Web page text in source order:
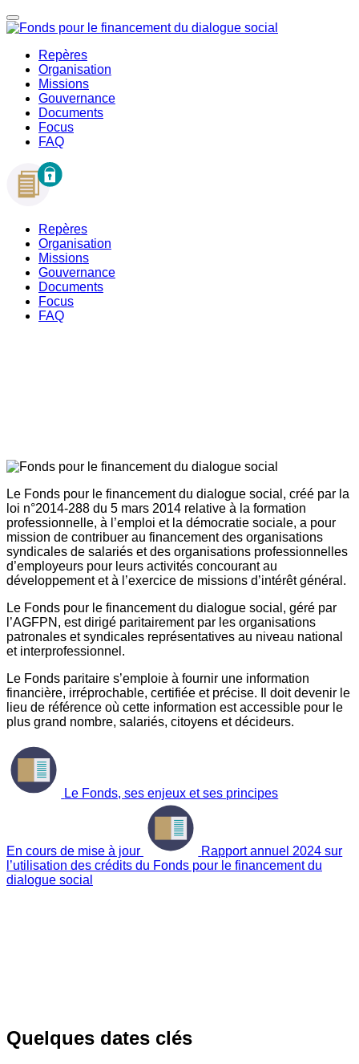
Repères
Organisation
Missions
Gouvernance
Documents
Focus
FAQ
Repères
Organisation
Missions
Gouvernance
Documents
Focus
FAQ
Le Fonds pour le financement du dialogue social, créé par la
loi n°2014-288 du 5 mars 2014 relative à la formation
professionnelle, à l’emploi et la démocratie sociale, a pour
mission de contribuer au financement des organisations
syndicales de salariés et des organisations professionnelles
d’employeurs pour leurs activités concourant au
développement et à l’exercice de missions d’intérêt général.
Le Fonds pour le financement du dialogue social, géré par
l’AGFPN, est dirigé paritairement par les organisations
patronales et syndicales représentatives au niveau national
et interprofessionnel.
Le Fonds paritaire s’emploie à fournir une information
financière, irréprochable, certifiée et précise. Il doit devenir le
lieu de référence où cette information est accessible pour le
plus grand nombre, salariés, citoyens et décideurs.
Le Fonds, ses enjeux et ses principes
En cours de mise à jour
Rapport annuel 2024 sur
l’utilisation des crédits du Fonds pour le financement du
dialogue social
Quelques dates clés